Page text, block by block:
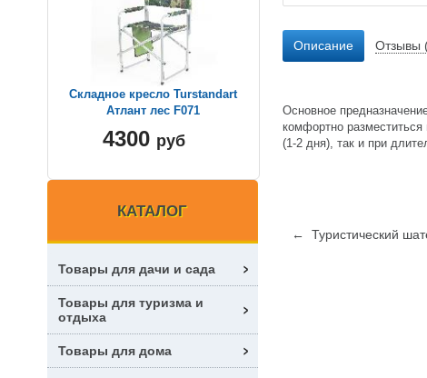
Описание Отзывы
Основное
комфортно разместиться
(1-2 дня), так и при
← Туристический
Складное кресло Turstandart
Атлант лес F071
4300 руб
КАТАЛОГ
Товары для дачи и сада
Товары для туризма и
отдыха
Товары для дома